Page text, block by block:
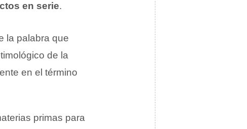
en serie.
la palabra que
de la
en el término
primas para